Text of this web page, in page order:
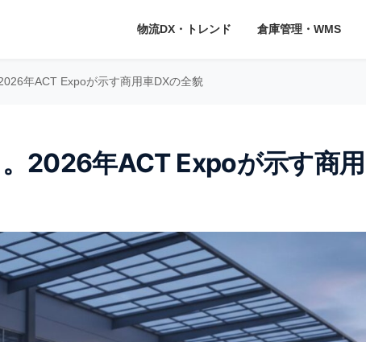
物流DX・トレンド 倉庫管理・WMS
年ACT Expoが示す商用車DXの全貌
2026年ACT Expoが示す商用